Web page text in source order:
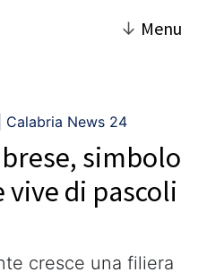
↓ Menu
Calabria News 24
simbolo
vive di pascoli
cresce una filiera